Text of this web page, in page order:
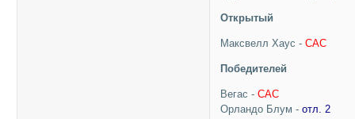
Открытый
Максвелл Хаус -CAC
Победителей
Вегас -CAC
Орландо Блум -отл. 2